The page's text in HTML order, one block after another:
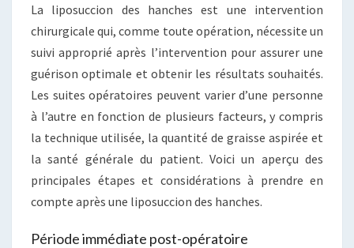
La liposuccion des hanches est une intervention
chirurgicale qui, comme toute opération, nécessite un
suivi approprié après l’intervention pour assurer une
guérison optimale et obtenir les résultats souhaités.
Les suites opératoires peuvent varier d’une personne
à l’autre en fonction de plusieurs facteurs, y compris
la technique utilisée, la quantité de graisse aspirée et
la santé générale du patient. Voici un aperçu des
principales étapes et considérations à prendre en
compte après une liposuccion des hanches.
Période immédiate post-opératoire